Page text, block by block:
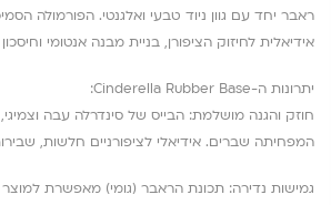
ראבר יחד עם גוון ניוד טבעי ואלגנטי. הפורמולה
אידיאלית לחיזוק הציפורן, בניית מבנה אנטומי
יתרונות ה-Cinderella Rubber Base:
חוזק והגנה מושלמת: הבייס של סינדרלה עבה
המפחיתה שברים. אידיאלי לציפורניים חלשות,
גמישות נדירה: תכונת הראבר (גומי) מאפשרת למוצר